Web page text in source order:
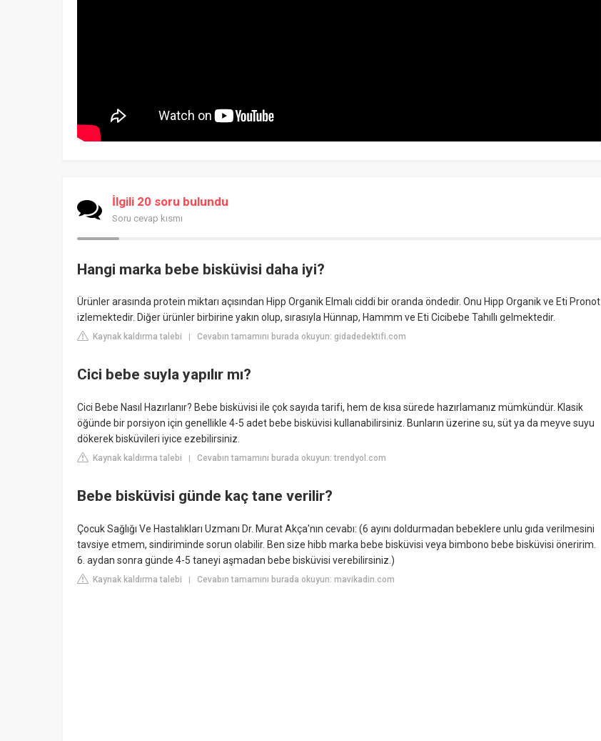
İlgili 20 soru bulundu
Soru cevap kısmı
Hangi marka bebe bisküvisi daha iyi?
Ürünler arasında protein miktarı açısından Hipp Organik Elmalı ciddi bir oranda öndedir. Onu Hipp Organik ve Eti Pronot
izlemektedir. Diğer ürünler birbirine yakın olup, sırasıyla Hünnap, Hammm ve Eti Cicibebe Tahıllı gelmektedir.
Kaynak kaldırma talebi | Cevabın tamamını burada okuyun: gidadedektifi.com
Cici bebe suyla yapılır mı?
Cici Bebe Nasıl Hazırlanır? Bebe bisküvisi ile çok sayıda tarifi, hem de kısa sürede hazırlamanız mümkündür. Klasik
öğünde bir porsiyon için genellikle 4-5 adet bebe bisküvisi kullanabilirsiniz. Bunların üzerine su, süt ya da meyve suyu
dökerek bisküvileri iyice ezebilirsiniz.
Kaynak kaldırma talebi | Cevabın tamamını burada okuyun: trendyol.com
Bebe bisküvisi günde kaç tane verilir?
Çocuk Sağlığı Ve Hastalıkları Uzmanı Dr. Murat Akça'nın cevabı: (6 ayını doldurmadan bebeklere unlu gıda verilmesini
tavsiye etmem, sindiriminde sorun olabilir. Ben size hibb marka bebe bisküvisi veya bimbono bebe bisküvisi öneririm.
6. aydan sonra günde 4-5 taneyi aşmadan bebe bisküvisi verebilirsiniz.)
Kaynak kaldırma talebi | Cevabın tamamını burada okuyun: mavikadin.com